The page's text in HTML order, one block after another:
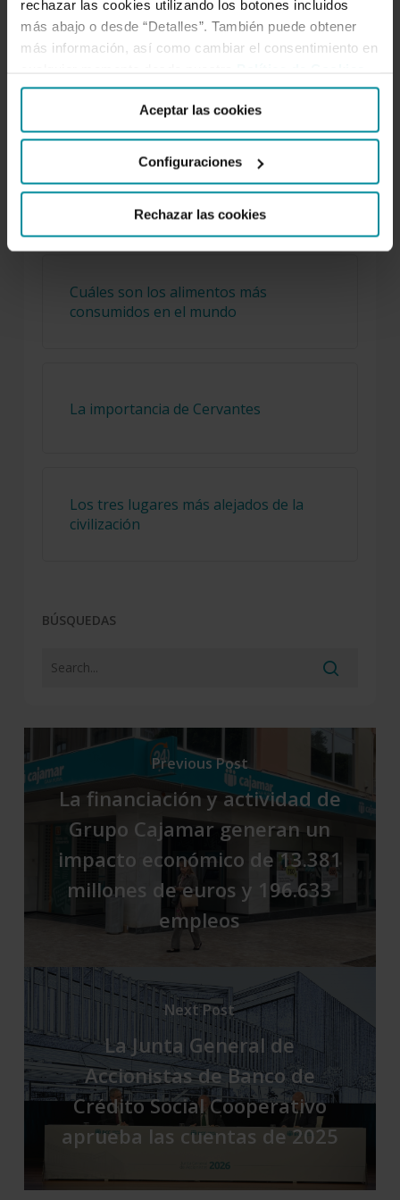
rechazar las cookies utilizando los botones incluidos
más abajo o desde “Detalles”. También puede obtener
más información, así como cambiar el consentimiento en
Aceptar las cookies
Configuraciones
Rechazar las cookies
Los mejores podcasts de negocios
El truco para saber de qué año es la
Cuáles son los alimentos más
consumidos en el mundo
La importancia de Cervantes
Los tres lugares más alejados de la
civilización
BÚSQUEDAS
Previous Post
La financiación y actividad de
Grupo Cajamar generan un
impacto económico de 13.381
millones de euros y 196.633
empleos
Next Post
La Junta General de
Accionistas de Banco de
Crédito Social Cooperativo
aprueba las cuentas de 2025